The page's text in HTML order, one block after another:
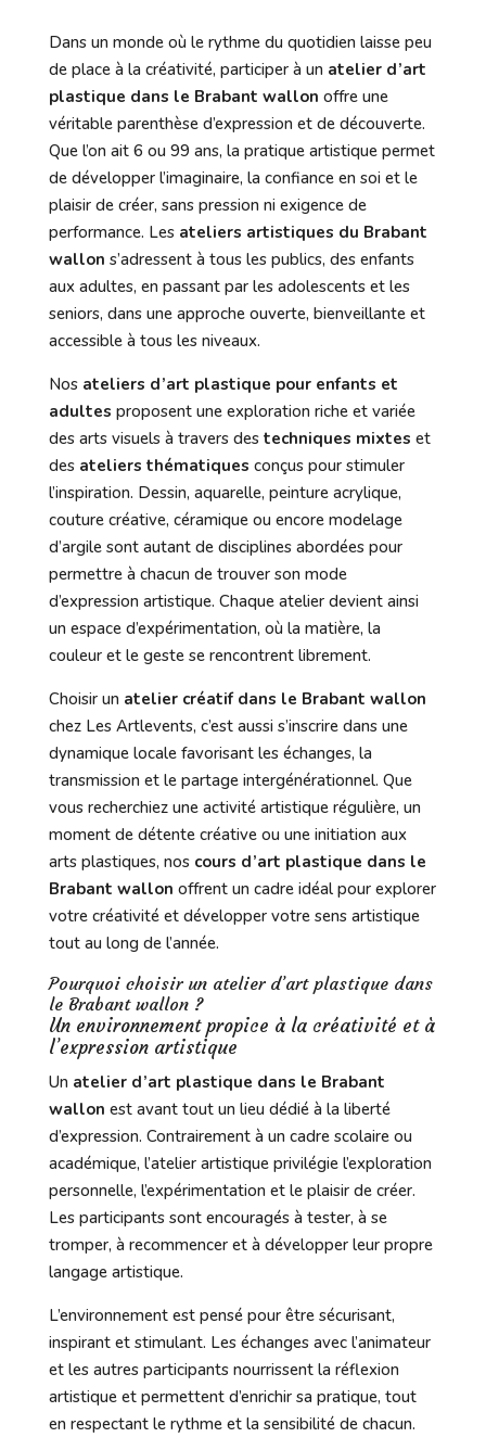
Dans un monde où le rythme du quotidien laisse peu
de place à la créativité, participer à un atelier d’art
plastique dans le Brabant wallon offre une
véritable parenthèse d’expression et de découverte.
Que l’on ait 6 ou 99 ans, la pratique artistique permet
de développer l’imaginaire, la confiance en soi et le
plaisir de créer, sans pression ni exigence de
performance. Les ateliers artistiques du Brabant
wallon s’adressent à tous les publics, des enfants
aux adultes, en passant par les adolescents et les
seniors, dans une approche ouverte, bienveillante et
accessible à tous les niveaux.
Nos ateliers d’art plastique pour enfants et
adultes proposent une exploration riche et variée
des arts visuels à travers des techniques mixtes et
des ateliers thématiques conçus pour stimuler
l’inspiration. Dessin, aquarelle, peinture acrylique,
couture créative, céramique ou encore modelage
d’argile sont autant de disciplines abordées pour
permettre à chacun de trouver son mode
d’expression artistique. Chaque atelier devient ainsi
un espace d’expérimentation, où la matière, la
couleur et le geste se rencontrent librement.
Choisir un atelier créatif dans le Brabant wallon
chez Les Artlevents, c’est aussi s’inscrire dans une
dynamique locale favorisant les échanges, la
transmission et le partage intergénérationnel. Que
vous recherchiez une activité artistique régulière, un
moment de détente créative ou une initiation aux
arts plastiques, nos cours d’art plastique dans le
Brabant wallon offrent un cadre idéal pour explorer
votre créativité et développer votre sens artistique
tout au long de l’année.
Pourquoi choisir un atelier d’art plastique dans
le Brabant wallon ?
Un environnement propice à la créativité et à
l’expression artistique
Un atelier d’art plastique dans le Brabant
wallon est avant tout un lieu dédié à la liberté
d’expression. Contrairement à un cadre scolaire ou
académique, l’atelier artistique privilégie l’exploration
personnelle, l’expérimentation et le plaisir de créer.
Les participants sont encouragés à tester, à se
tromper, à recommencer et à développer leur propre
langage artistique.
L’environnement est pensé pour être sécurisant,
inspirant et stimulant. Les échanges avec l’animateur
et les autres participants nourrissent la réflexion
artistique et permettent d’enrichir sa pratique, tout
en respectant le rythme et la sensibilité de chacun.